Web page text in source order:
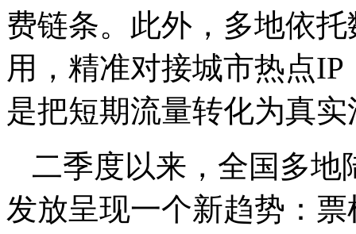
费链条。此外，多地依
用，精准对接城市热点
是把短期流量转化为真
二季度以来，全国多地
发放呈现一个新趋势：